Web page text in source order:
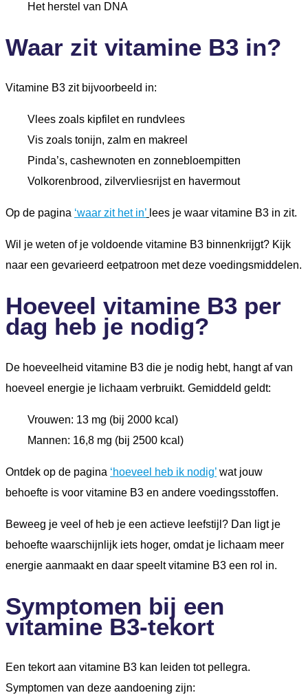
Het herstel van DNA
Waar zit vitamine B3 in?
Vitamine B3 zit bijvoorbeeld in:
Vlees zoals kipfilet en rundvlees
Vis zoals tonijn, zalm en makreel
Pinda’s, cashewnoten en zonnebloempitten
Volkorenbrood, zilvervliesrijst en havermout
Op de pagina ‘waar zit het in’ lees je waar vitamine B3 in zit.
Wil je weten of je voldoende vitamine B3 binnenkrijgt? Kijk
naar een gevarieerd eetpatroon met deze voedingsmiddelen.
Hoeveel vitamine B3 per
dag heb je nodig?
De hoeveelheid vitamine B3 die je nodig hebt, hangt af van
hoeveel energie je lichaam verbruikt. Gemiddeld geldt:
Vrouwen: 13 mg (bij 2000 kcal)
Mannen: 16,8 mg (bij 2500 kcal)
Ontdek op de pagina ‘hoeveel heb ik nodig’ wat jouw
behoefte is voor vitamine B3 en andere voedingsstoffen.
Beweeg je veel of heb je een actieve leefstijl? Dan ligt je
behoefte waarschijnlijk iets hoger, omdat je lichaam meer
energie aanmaakt en daar speelt vitamine B3 een rol in.
Symptomen bij een
vitamine B3-tekort
Een tekort aan vitamine B3 kan leiden tot pellegra.
Symptomen van deze aandoening zijn: